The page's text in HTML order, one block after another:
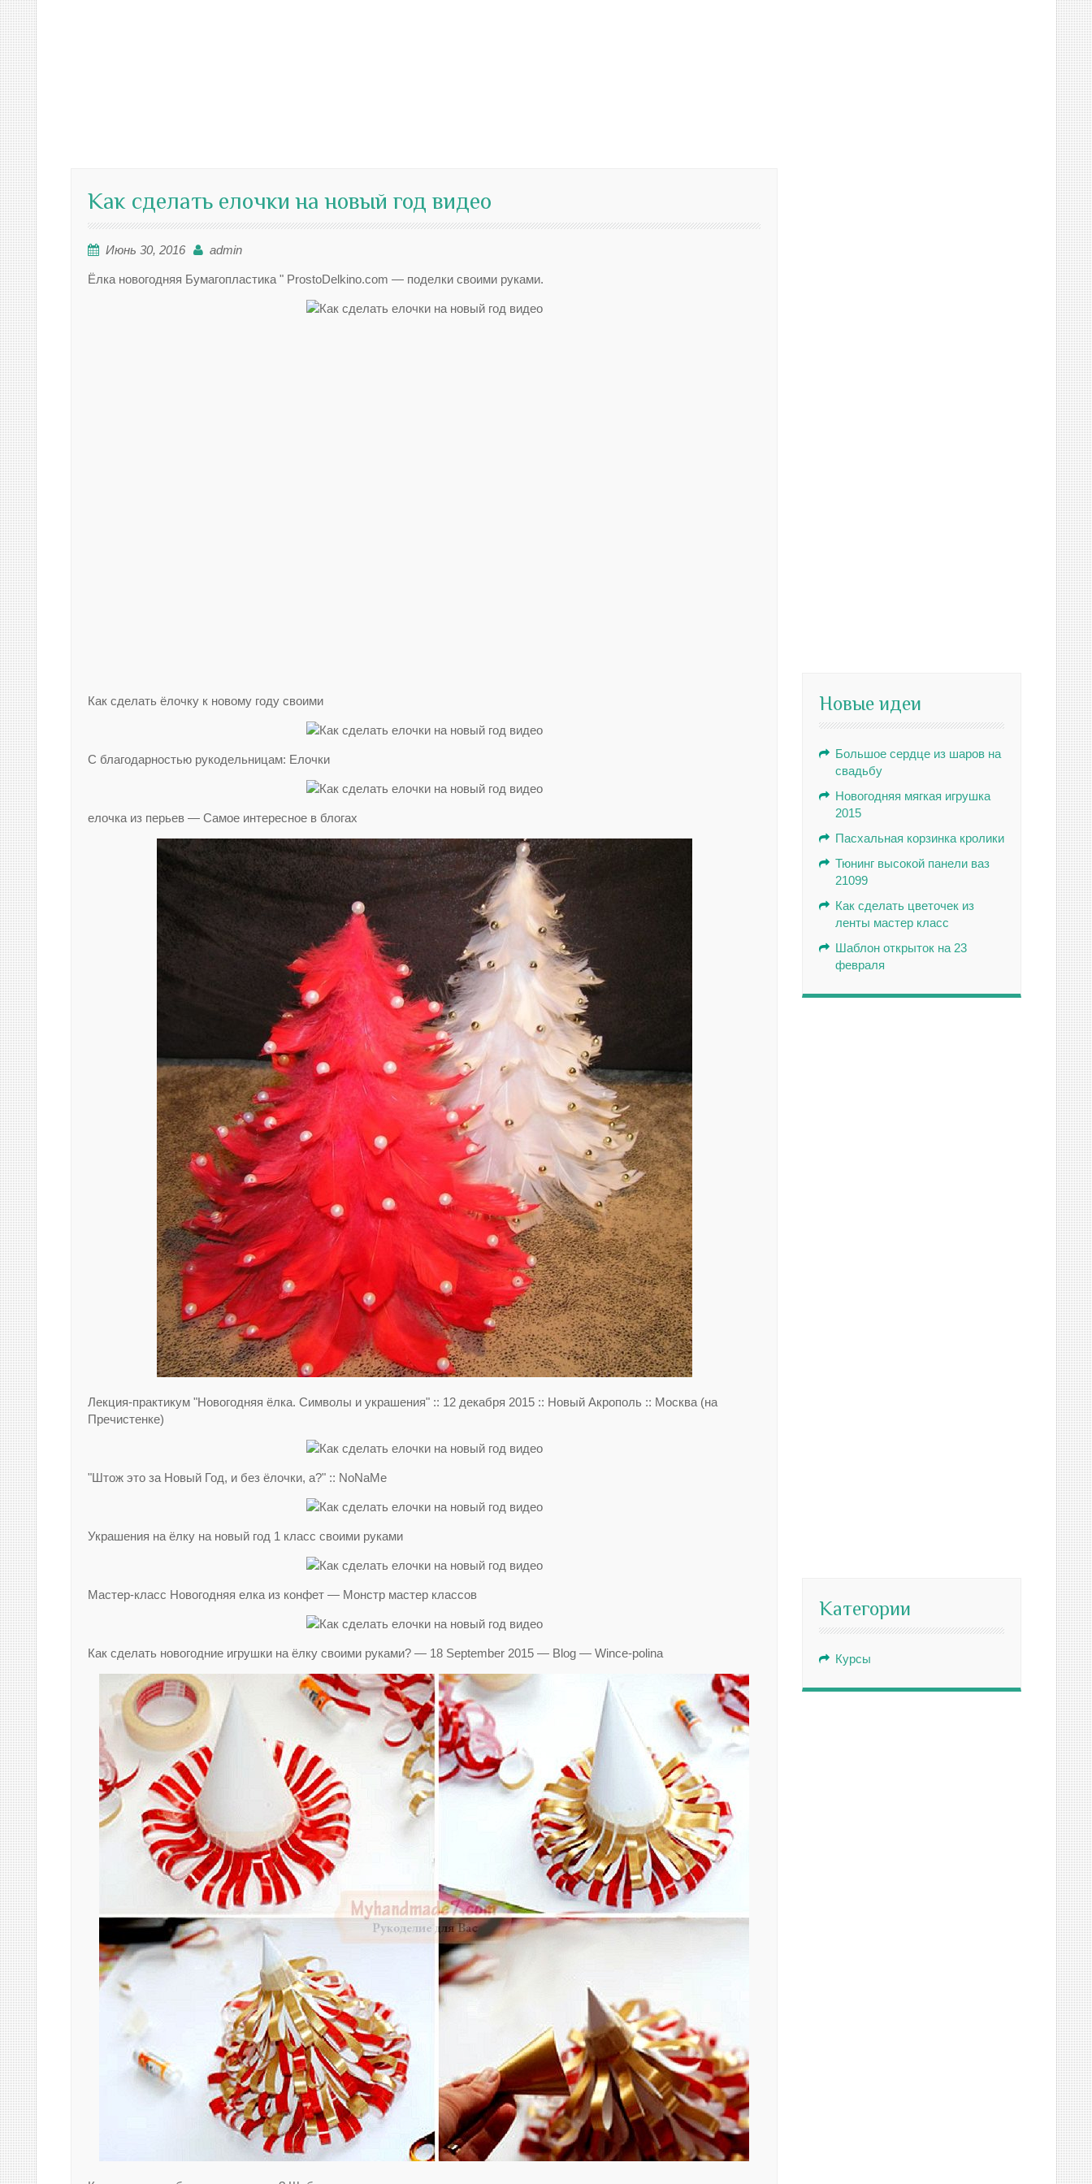
Как сделать елочки на новый год видео
Июнь 30, 2016 admin
Ёлка новогодняя Бумагопластика " ProstoDelkino.com — поделки своими руками.
Как сделать ёлочку к новому году своими
С благодарностью рукодельницам: Елочки
елочка из перьев — Самое интересное в блогах
Лекция-практикум "Новогодняя ёлка. Символы и украшения" :: 12 декабря 2015 :: Новый Акрополь :: Москва (на
Пречистенке)
"Штож это за Новый Год, и без ёлочки, а?" :: NoNaMe
Украшения на ёлку на новый год 1 класс своими руками
Мастер-класс Новогодняя елка из конфет — Монстр мастер классов
Как сделать новогодние игрушки на ёлку своими руками? — 18 September 2015 — Blog — Wince-polina
Новые идеи
Большое сердце из шаров на
свадьбу
Новогодняя мягкая игрушка
2015
Пасхальная корзинка кролики
Тюнинг высокой панели ваз
21099
Как сделать цветочек из
ленты мастер класс
Шаблон открыток на 23
февраля
Категории
Курсы